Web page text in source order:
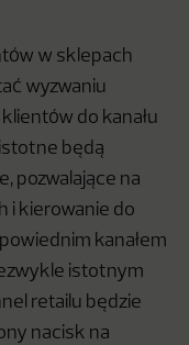
w sklepach
wyzwaniu
do kanału
będą
pozwalające na
i kierowanie do
kanałem
istotnym
retailu będzie
nacisk na